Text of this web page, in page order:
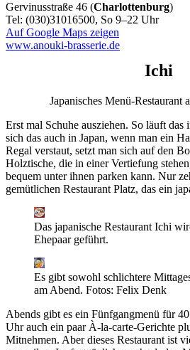
Gervinusstraße 46 (Charlottenburg)
Tel: (030)31016500, So 9–22 Uhr
Auf Google Maps zeigen
www.anouki-brasserie.de
Ichi
Japanisches Menü-Restaurant
Erst mal Schuhe ausziehen. So läuft das
sich das auch in Japan, wenn man ein
Regal verstaut, setzt man sich auf den
Holztische, die in einer Vertiefung
bequem unter ihnen parken kann. Nur
gemütlichen Restaurant Platz, das ein
Das japanische Restaurant Ichi
Ehepaar geführt.
Es gibt sowohl schlichtere
am Abend. Fotos: Felix Denk
Abends gibt es ein Fünfgangmenü für
Uhr auch ein paar À-la-carte-Gerichte
Mitnehmen. Aber dieses Restaurant ist